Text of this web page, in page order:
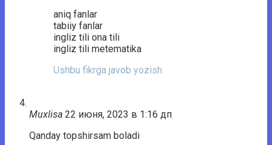
aniq fanlar
tabiiy fanlar
ingliz tili ona tili
ingliz tili metematika
Ushbu fikrga javob yozish
Muxlisa 22 июня, 2023 в 1:16 дп
Qanday topshirsam boladi